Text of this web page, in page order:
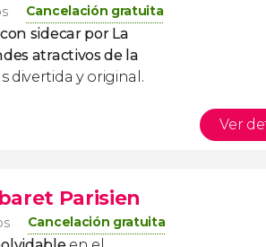
Cancelación gratuita
sidecar por La
atractivos de la
divertida y original.
Ver
Parisien
Cancelación gratuita